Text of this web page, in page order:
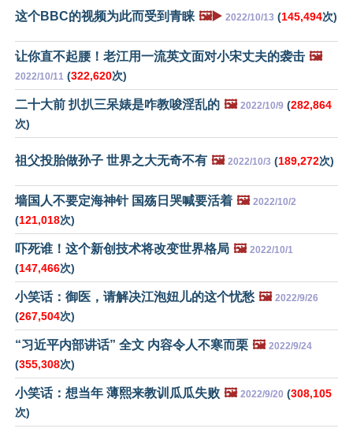
这个BBC的视频为此而受到青睐 🖼️▶️ 2022/10/13 (145,494次)
让你直不起腰！老江用一流英文面对小宋丈夫的袭击 🖼️
2022/10/11 (322,620次)
二十大前 扒扒三呆婊是咋教唆淫乱的 🖼️ 2022/10/9 (282,864
次)
祖父投胎做孙子 世界之大无奇不有 🖼️ 2022/10/3 (189,272次)
墙国人不要定海神针 国殇日哭喊要活着 🖼️ 2022/10/2
(121,018次)
吓死谁！这个新创技术将改变世界格局 🖼️ 2022/10/1
(147,466次)
小笑话：御医，请解决江泡妞儿的这个忧愁 🖼️ 2022/9/26
(267,504次)
“习近平内部讲话” 全文 内容令人不寒而栗 🖼️ 2022/9/24
(355,308次)
小笑话：想当年 薄熙来教训瓜瓜失败 🖼️ 2022/9/20 (308,105
次)